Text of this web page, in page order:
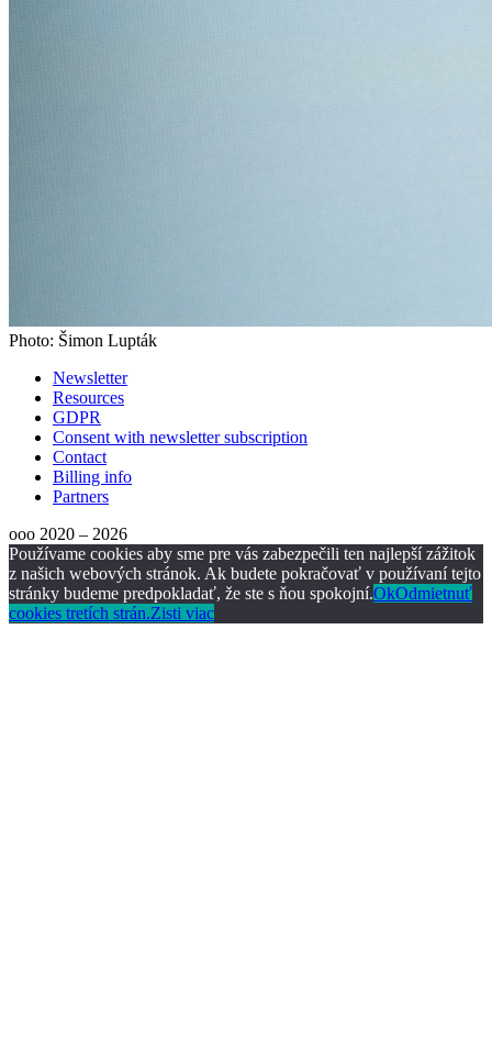
Photo: Šimon Lupták
Newsletter
Resources
GDPR
Consent with newsletter subscription
Contact
Billing info
Partners
ooo 2020 – 2026
Používame cookies aby sme pre vás zabezpečili ten najlepší zážitok
z našich webových stránok. Ak budete pokračovať v používaní tejto
stránky budeme predpokladať, že ste s ňou spokojní.OkOdmietnuť
cookies tretích strán.Zisti viac